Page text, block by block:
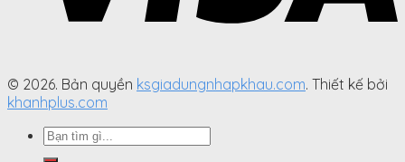
© 2026. Bản quyền ksgiadungnhapkhau.com. Thiết kế bởi
khanhplus.com
Search
for: